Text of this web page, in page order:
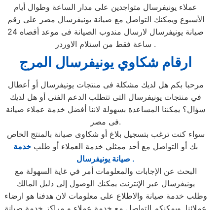
عملاء يونيفرسال متواجدين على مدار الساعة وطوال أيام
الأسبوع ويمكنك التواصل مع صيانة يونيفرسال مصر على رقم
صيانة يونيفرسال لارسال مندوب الصيانة فى موعد أقصاه 24
ساعة فقط من استلام الاوردر .
ارقام شكاوي يونيفرسال المرج
مرحبا بكم هل لديك مشكلة فى منتجات يونيفرسال أو أعطال
في منتجات يونيفرسال التى تتطلب الدعم الفنى أو هل لديك
سؤال؟ يمكننا المساعدة بسهولة لاننا أفضل خدمة عملاء صيانة
فى مصر.
سواء كنت ترغب بتسجيل بلاغ أو شكاوى صيانة بالمنتج الخاص
بك أو التواصل مع أحد ممثلي خدمة العملاء أو طلب خدمة
صيانة يونيفرسال .
البحث عن الإجابات والمعلومات أمر في غاية السهولة مع
يونيفرسال عبر الإنترنت يمكنك الوصول إلى دليل المالك
وطلب خدمة صيانة والاطلاع على معلومات لان هدفنا هو ارضاء
عملائنا. ويمكنكم التواصل مع خدمة عملاء و مراكز خدمة صيانة